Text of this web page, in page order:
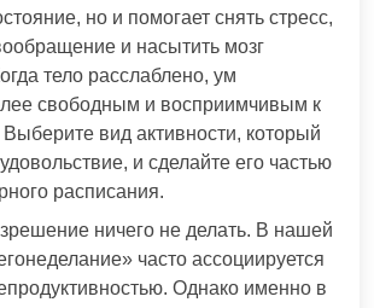
но и помогает снять стресс,
и насытить мозг
тело расслаблено, ум
свободным и восприимчивым к
вид активности, который
и сделайте его частью
расписания.
ничего не делать. В нашей
часто ассоциируется
Однако именно в